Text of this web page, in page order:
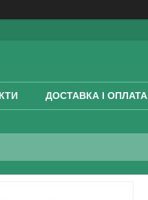
ДОСТАВКА І ОПЛАТА